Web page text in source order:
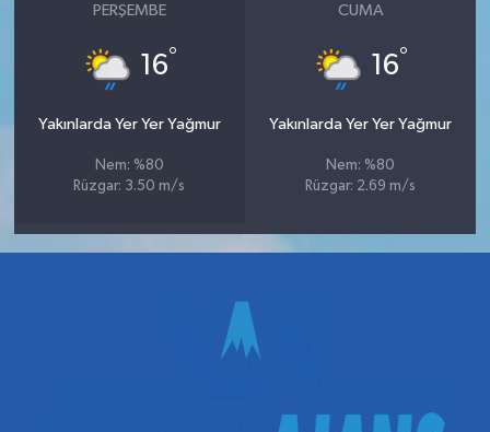
PERŞEMBE
16°
Yakınlarda Yer Yer Yağmur
Nem: %80
Rüzgar: 3.50 m/s
CUMA
16°
Yakınlarda Yer Yer Yağmur
Nem: %80
Rüzgar: 2.69 m/s